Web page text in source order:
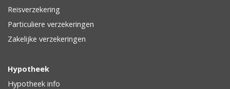
Reisverzekering
Particuliere verzekeringen
Zakelijke verzekeringen
Hypotheek
Hypotheek info